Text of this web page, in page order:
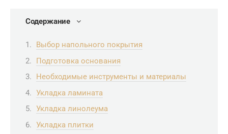
Содержание
Выбор напольного покрытия
Подготовка основания
Необходимые инструменты и материалы
Укладка ламината
Укладка линолеума
Укладка плитки